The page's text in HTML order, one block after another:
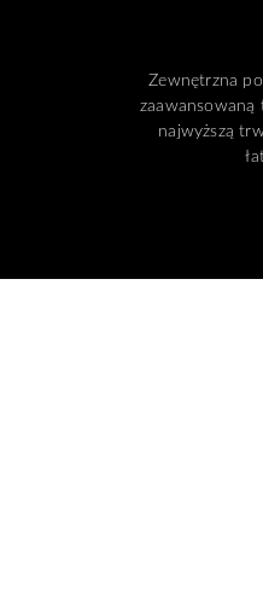
Zewnętrzna
najwyższą